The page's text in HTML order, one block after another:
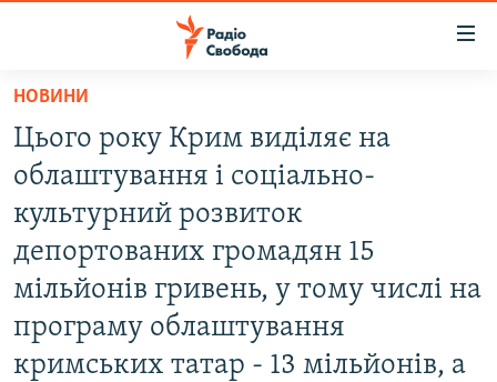
Перейти
основного
матеріалу
до
основної
навігації
до
пошуку
ВСЕ ЗА ДОБУ
ЕКОНОМІКА
СУСПІЛЬСТВО
КУЛЬТУРА
РОСІЙСЬКА «ФІЛЬТРАЦІЯ»
ДОНБАС.РЕАЛІЇ
КРИМ.РЕАЛІЇ
НОВИНИ
Цього року Крим виділяє на
облаштування і соціально-
культурний розвиток
депортованих громадян 15
мільйонів гривень, у тому числі на
програму облаштування
кримських татар - 13 мільйонів, а